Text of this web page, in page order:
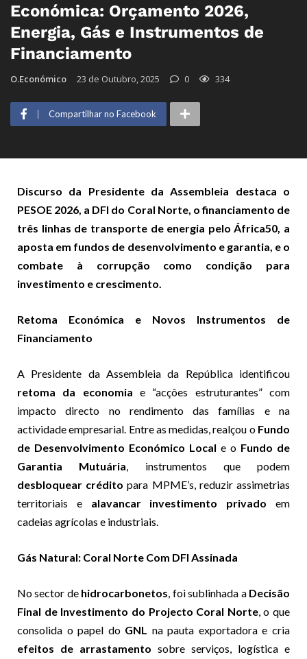
Económica: Orçamento 2026,
Energia, Gás e Instrumentos de
Financiamento
O.Económico 23 de Outubro, 2025 0 334
Compartilhar no Facebook
Discurso da Presidente da Assembleia destaca o
PESOE 2026, a DFI do Coral Norte, o financiamento de
três linhas de transporte de energia pelo África50, a
aposta em fundos de desenvolvimento e garantia, e o
combate à corrupção como condição para
investimento e crescimento.
Retoma Económica e Novos Instrumentos de
Financiamento
A Presidente da Assembleia da República identificou
retoma da economia e “acções estruturantes” com
impacto directo no rendimento das famílias e na
actividade empresarial. Entre as medidas, realçou o Fundo
de Desenvolvimento Económico Local e o Fundo de
Garantia Mutuária, instrumentos que podem
desbloquear crédito para MPME’s, reduzir assimetrias
territoriais e alavancar investimento privado em
cadeias agrícolas e industriais.
Gás Natural: Coral Norte Com DFI Assinada
No sector de hidrocarbonetos, foi sublinhada a Decisão
Final de Investimento do Projecto Coral Norte, o que
consolida o papel do GNL na pauta exportadora e cria
efeitos de arrastamento sobre serviços, logística e